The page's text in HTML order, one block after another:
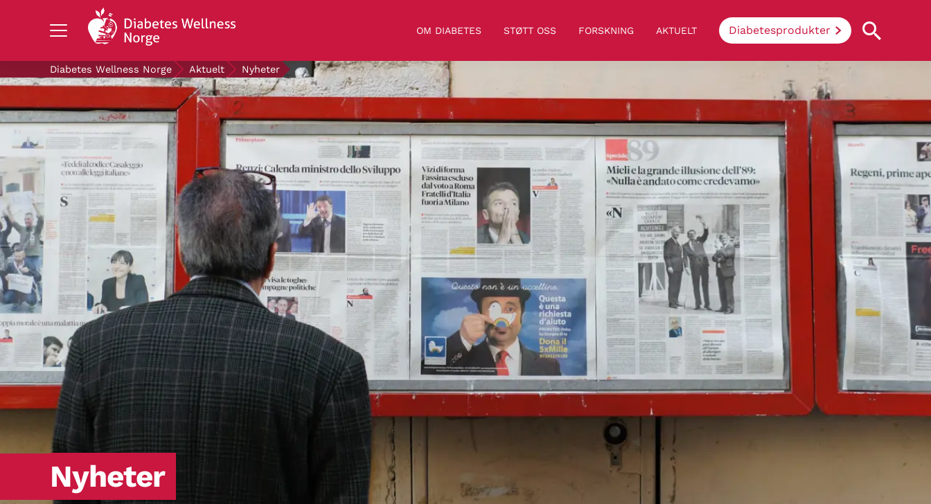
OM DIABETES STØTT OSS FORSKNING AKTUELT Diabetesprodukter
OM DIABETES
STØTT OSS
FORSKNING
AKTUELT
GRATIS DIABETESPRODUKTER
Hva innebærer diabetes
Enkelt sagt så hindrer sykdommen
kroppen i å omdanne sukker og stivelse
fra mat til energi. Når du har diabetes,
greier ikke kroppen å produsere insulin
eller det insulin som produseres
fungerer ikke som det skal.
Search Diabetes Wellness Norge
Diabetes Wellness Norge Aktuelt Nyheter
Nyheter